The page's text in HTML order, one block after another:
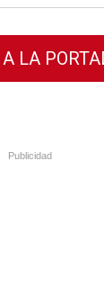
LA
Publicidad